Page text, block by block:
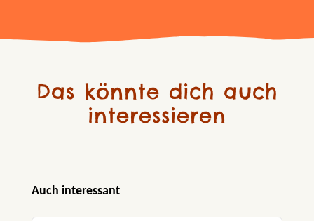
Das könnte dich auch
interessieren
Produktgalerie überspringen
Auch interessant